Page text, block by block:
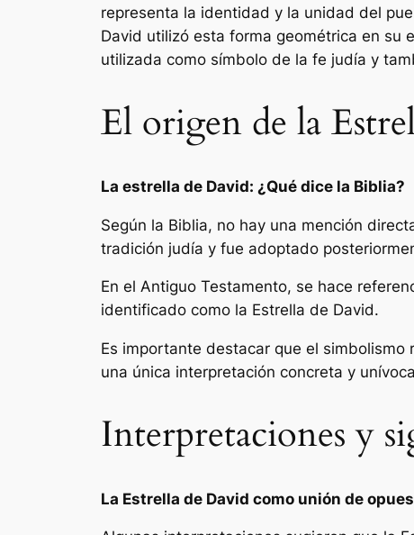
representa la identidad y la unidad del
David utilizó esta forma geométrica en su
utilizada como símbolo de la fe judía y
El origen de la
La estrella de David: ¿Qué dice la Biblia?
Según la Biblia, no hay una mención
tradición judía y fue adoptado
En el Antiguo Testamento, se hace
identificado como la Estrella de David.
Es importante destacar que el
una única interpretación concreta y
Interpretaciones y
La Estrella de David como unión de